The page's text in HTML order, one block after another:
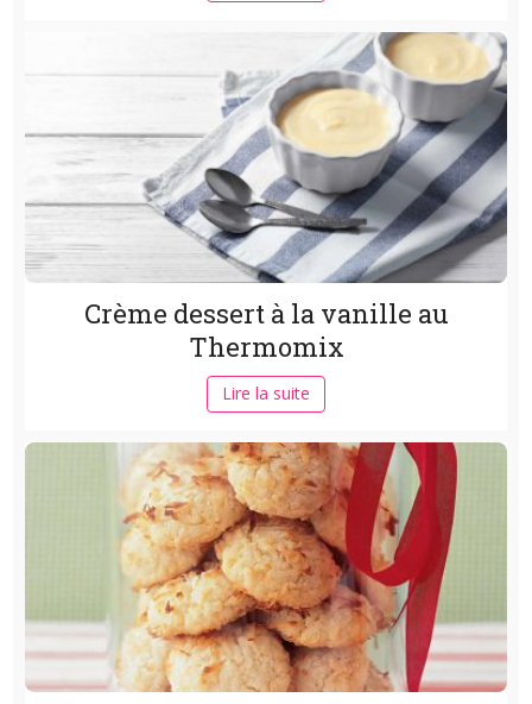
Crème dessert à la vanille au
Thermomix
Lire la suite